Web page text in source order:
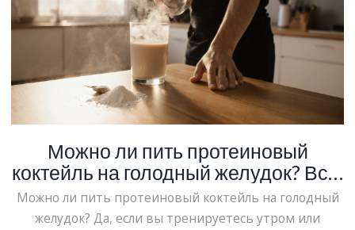
Можно ли пить протеиновый
коктейль на голодный желудок? Всё,
что нужно знать
Можно ли пить протеиновый коктейль на голодный
желудок? Да, если вы тренируетесь утром или